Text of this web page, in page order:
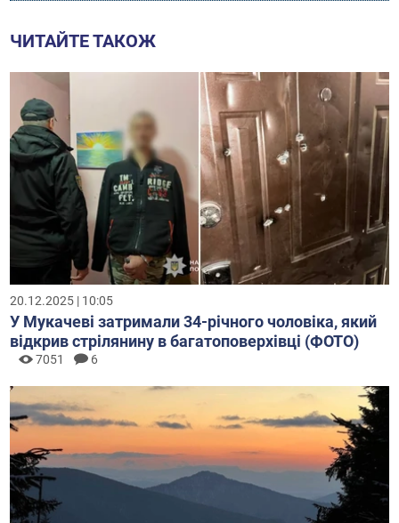
ЧИТАЙТЕ ТАКОЖ
20.12.2025 | 10:05
У Мукачеві затримали 34-річного чоловіка, який
відкрив стрілянину в багатоповерхівці (ФОТО)
7051 6